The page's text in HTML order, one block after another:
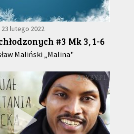
23 lutego 2022
#3 Mk 3, 1-6
Maliński „Malina"